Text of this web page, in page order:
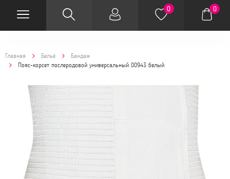
0 0
Главная Бельё
Бандаж
Пояс-корсет послеродовой универсальный 00943 белый